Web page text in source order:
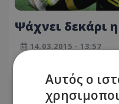
Ψάχνει δεκάρι
14.03.2015 - 13:57
ΔΙΑΒΆΣΤΕΑυτός ο